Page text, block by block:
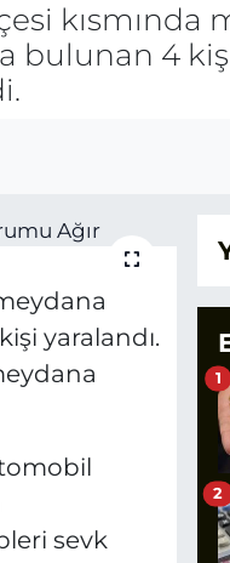
kısmında
bulunan 4
yaralandı.
sevk
1
2